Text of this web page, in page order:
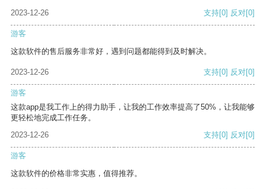
2023-12-26 支持[0] 反对[0]
游客
这款软件的售后服务非常好，遇到问题都能得到及时解决。
2023-12-26 支持[0] 反对[0]
游客
这款app是我工作上的得力助手，让我的工作效率提高了50%，让我能够
更轻松地完成工作任务。
2023-12-26
支持[0] 反对[0]
游客
这款软件的价格非常实惠，值得推荐。